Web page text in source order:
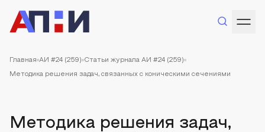
Главная АИ #24 (259) Статьи журнала АИ #24 (259)
Методика решения задач, связанных с коническими сечениями
Методика решения задач,